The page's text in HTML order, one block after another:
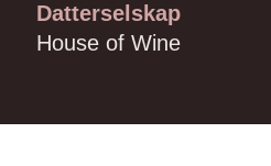
Datterselskap
House of Wine